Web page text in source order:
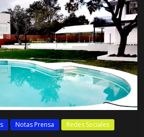
Notas Prensa
Redes Sociales